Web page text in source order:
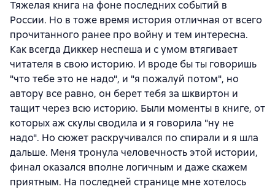
Тяжелая книга на фоне последних событий в
России. Но в тоже время история отличная от всего
прочитанного ранее про войну и тем интересна.
Как всегда Диккер неспеша и с умом втягивает
читателя в свою историю. И вроде бы ты говоришь
"что тебе это не надо", и "я пожалуй потом", но
автору все равно, он берет тебя за шквиртон и
тащит через всю историю. Были моменты в книге, от
которых аж скулы сводила и я говорила "ну не
надо". Но сюжет раскручивался по спирали и я шла
дальше. Меня тронула человечность этой истории,
финал оказался вполне логичным и даже скажем
приятным. На последней странице мне хотелось